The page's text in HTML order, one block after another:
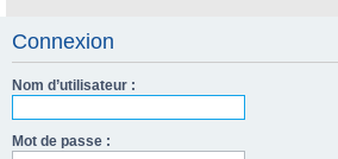
Connexion
Nom d’utilisateur :
Mot de passe :